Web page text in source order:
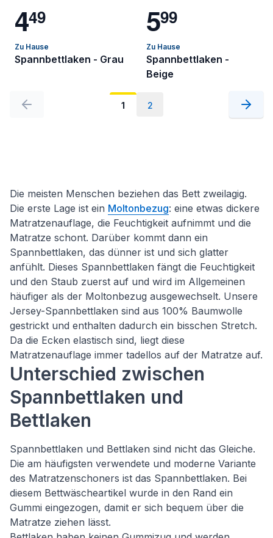
449
Zu Hause
Spannbettlaken - Grau
599
Zu Hause
Spannbettlaken -
Beige
1 2
Die meisten Menschen beziehen das Bett zweilagig.
Die erste Lage ist ein Moltonbezug: eine etwas dickere
Matratzenauflage, die Feuchtigkeit aufnimmt und die
Matratze schont. Darüber kommt dann ein
Spannbettlaken, das dünner ist und sich glatter
anfühlt. Dieses Spannbettlaken fängt die Feuchtigkeit
und den Staub zuerst auf und wird im Allgemeinen
häufiger als der Moltonbezug ausgewechselt. Unsere
Jersey-Spannbettlaken sind aus 100% Baumwolle
gestrickt und enthalten dadurch ein bisschen Stretch.
Da die Ecken elastisch sind, liegt diese
Matratzenauflage immer tadellos auf der Matratze auf.
Unterschied zwischen
Spannbettlaken und
Bettlaken
Spannbettlaken und Bettlaken sind nicht das Gleiche.
Die am häufigsten verwendete und moderne Variante
des Matratzenschoners ist das Spannbettlaken. Bei
diesem Bettwäscheartikel wurde in den Rand ein
Gummi eingezogen, damit er sich bequem über die
Matratze ziehen lässt.